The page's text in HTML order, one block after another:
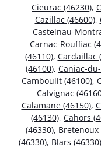
Cieurac (46230),
Cazillac (46600),
Castelnau-
Carnac-Rouffiac
(46110), Cardaillac
(46100), Caniac-
Camboulit (46100),
Calvignac
Calamane (46150),
(46130), Cahors
(46330), Bretenoux
(46330), Blars (46330)